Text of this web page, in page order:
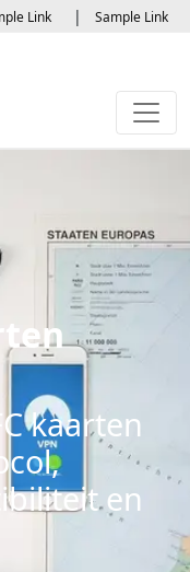
Link | Sample Link
kaarten
en